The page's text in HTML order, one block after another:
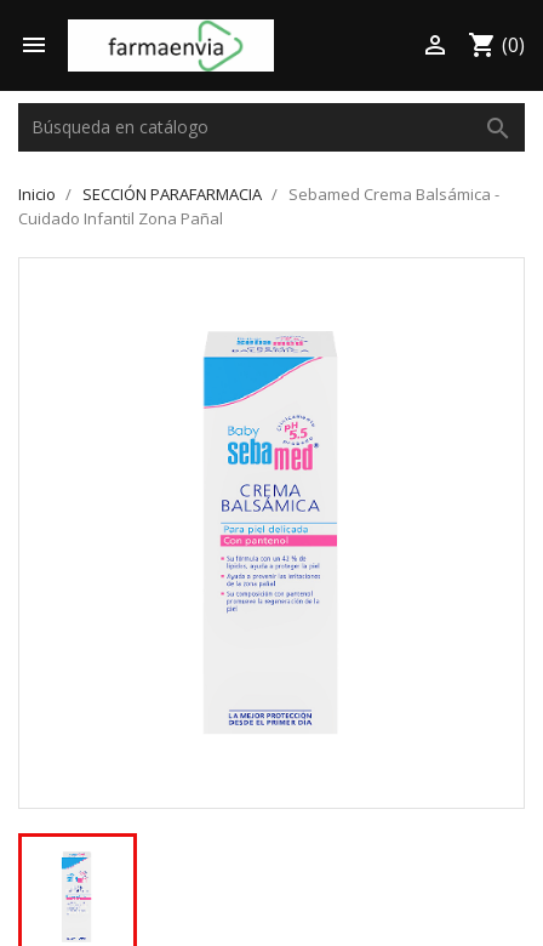
 shopping_cart (0)

search
Inicio SECCIÓN PARAFARMACIA
Sebamed Crema Balsámica -
Cuidado Infantil Zona Pañal